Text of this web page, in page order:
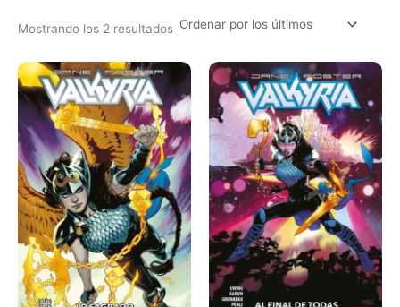
Mostrando los 2 resultados